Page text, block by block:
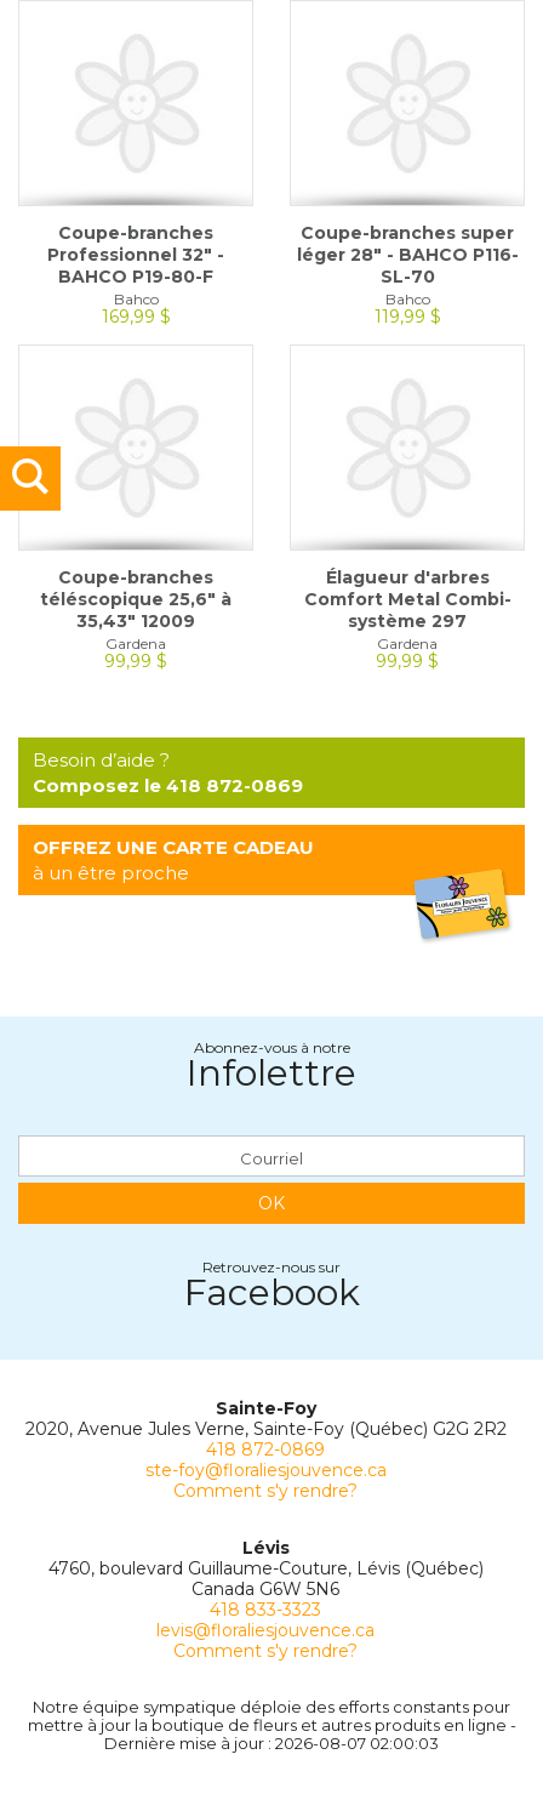
Coupe-branches
Professionnel 32" -
BAHCO P19-80-F
Bahco
169,99 $
Coupe-branches super
léger 28" - BAHCO P116-
SL-70
Bahco
119,99 $
Coupe-branches
téléscopique 25,6" à
35,43" 12009
Gardena
99,99 $
Élagueur d'arbres
Comfort Metal Combi-
système 297
Gardena
99,99 $
Besoin d’aide ?
Composez le 418 872-0869
OFFREZ UNE CARTE CADEAU
à un être proche
Abonnez-vous à notre
Infolettre
OK
Retrouvez-nous sur
Facebook
Sainte-Foy
2020, Avenue Jules Verne, Sainte-Foy (Québec) G2G 2R2
418 872-0869
ste-foy@floraliesjouvence.ca
Comment s'y rendre?
Lévis
4760, boulevard Guillaume-Couture, Lévis (Québec)
Canada G6W 5N6
418 833-3323
levis@floraliesjouvence.ca
Comment s'y rendre?
Notre équipe sympatique déploie des efforts constants pour
mettre à jour la boutique de fleurs et autres produits en ligne -
Dernière mise à jour : 2026-08-07 02:00:03